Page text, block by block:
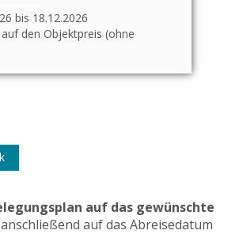
bis 18.12.2026
den Objektpreis (ohne
auf das gewünschte
auf das Abreisedatum